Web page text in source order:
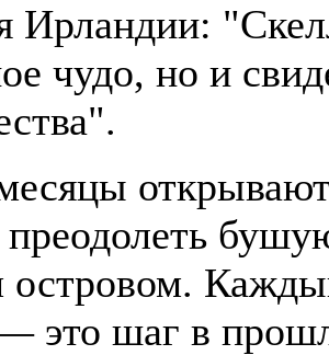
Ирландии:
чудо, но и
преодолеть
островом.
это шаг в